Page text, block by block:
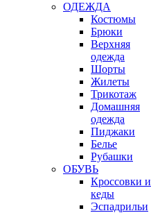
ОДЕЖДА
Костюмы
Брюки
Верхняя
одежда
Шорты
Жилеты
Трикотаж
Домашняя
одежда
Пиджаки
Белье
Рубашки
ОБУВЬ
Кроссовки и
кеды
Эспадрильи